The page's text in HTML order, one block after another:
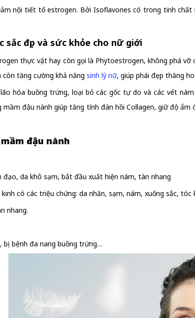
nội tiết tố estrogen. Bởi Isoflavones có trong tinh chất
đẹp và sức khỏe cho nữ giới
thực vật hay còn gọi là Phytoestrogen, không phá
tăng cường khả năng sinh lý nữ, giúp phái đẹp thăng
hóa buồng trứng, loại bỏ các gốc tự do và các vết
đậu nành giúp tăng tính đàn hồi Collagen, giữ độ
đậu nành
đạo, da khô sạm, bắt đầu xuất hiện nám, tàn nhang
có các triệu chứng: da nhăn, sạm, nám, xuống sắc,
nhang.
bị bệnh đa nang buồng trứng…